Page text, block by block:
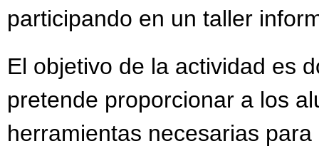
participando en un taller
El objetivo de la actividad es
pretende proporcionar a los
herramientas necesarias